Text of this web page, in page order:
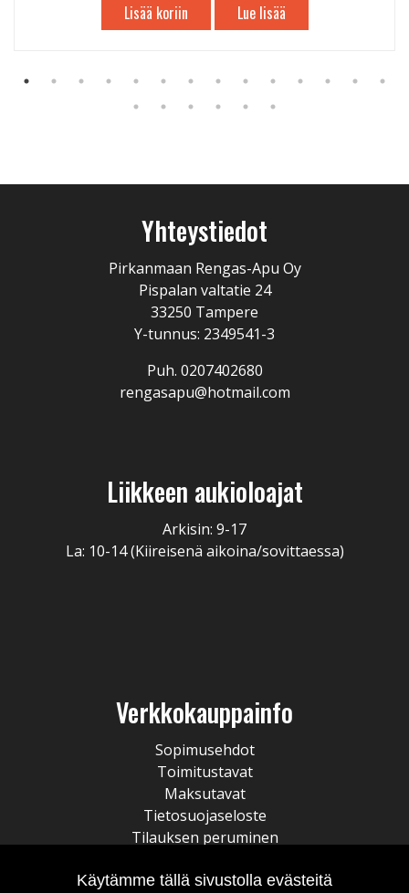
Lisää koriin Lue lisää
Yhteystiedot
Pirkanmaan Rengas-Apu Oy
Pispalan valtatie 24
33250 Tampere
Y-tunnus: 2349541-3
Puh. 0207402680
rengasapu@hotmail.com
Liikkeen aukioloajat
Arkisin: 9-17
La: 10-14 (Kiireisenä aikoina/sovittaessa)
Verkkokauppainfo
Sopimusehdot
Toimitustavat
Maksutavat
Tietosuojaseloste
Tilauksen peruminen
Käytämme tällä sivustolla evästeitä